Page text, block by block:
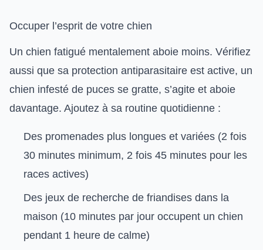
Occuper l’esprit de votre chien
Un chien fatigué mentalement aboie moins. Vérifiez
aussi que sa protection antiparasitaire est active, un
chien infesté de puces se gratte, s’agite et aboie
davantage. Ajoutez à sa routine quotidienne :
Des promenades plus longues et variées (2 fois
30 minutes minimum, 2 fois 45 minutes pour les
races actives)
Des jeux de recherche de friandises dans la
maison (10 minutes par jour occupent un chien
pendant 1 heure de calme)